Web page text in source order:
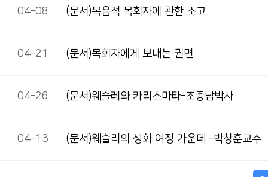
04-08 (문서)복음적 목회자에 관한 소고
04-21 (문서)목회자에게 보내는 권면
04-26 (문서)웨슬레와 카리스마타-조종남박사
04-13 (문서)웨슬리의 성화 여정 가운데 -박창훈교수